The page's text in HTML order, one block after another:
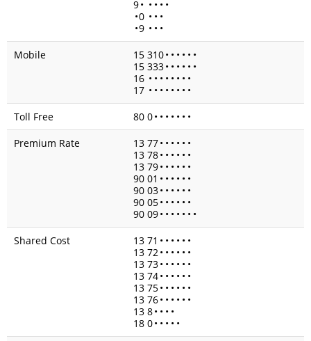
9• • • • •
•0 • • •
•9 • • •
Mobile
15 310• • • • • •
15 333• • • • • •
16 • • • • • • • •
17 • • • • • • • •
Toll Free
80 0• • • • • • •
Premium Rate
13 77• • • • • •
13 78• • • • • •
13 79• • • • • •
90 01 • • • • • •
90 03• • • • • •
90 05• • • • • •
90 09• • • • • • •
Shared Cost
13 71 • • • • • •
13 72• • • • • •
13 73• • • • • •
13 74• • • • • •
13 75• • • • • •
13 76• • • • • •
13 8• • • •
18 0• • • • •